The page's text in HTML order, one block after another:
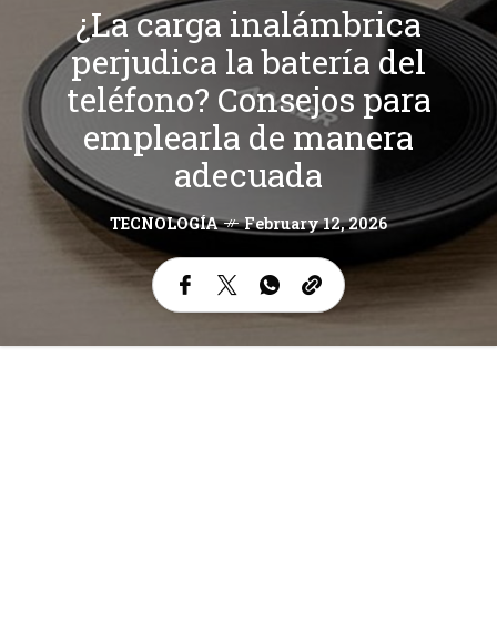
¿La carga inalámbrica
perjudica la batería del
teléfono? Consejos para
emplearla de manera
adecuada
TECNOLOGÍA February 12, 2026